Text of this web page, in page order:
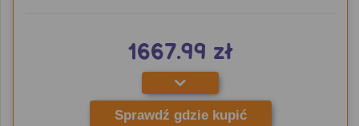
1667.99 zł
Sprawdź gdzie kupić